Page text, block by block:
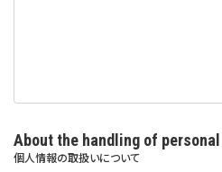
About the handling of
個人情報の取扱いについて